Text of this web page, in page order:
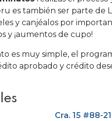
es también ser parte de
y canjéalos por
y ¡aumentos de cupo!
es muy simple, el
aprobado y crédito
Cra. 15 #88-